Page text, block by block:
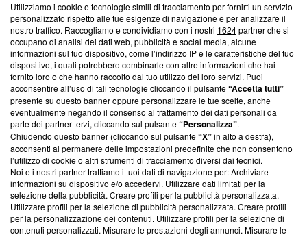
Questa sezione offre informazioni trasparenti su Blasting
News, sui nostri processi editoriali e su come ci impegniamo a
creare news di qualità. Inoltre, afferma la nostra aderenza a
‘Trust Project - News with Integrity’Blasting News non è
ancora membro del programma, ma ha richiesto di farne
parte; Trust Project non ha ancora effettuato una verifica di
conformità agli standard.
Su di noi
Team editoriale
Corporate
Redazione
Informativa Privacy
Utilizziamo i cookie e tecnologie simili di tracciamento per fornirti un servizio
personalizzato rispetto alle tue esigenze di navigazione e per analizzare il
nostro traffico. Raccogliamo e condividiamo con i nostri 1624partner che si
occupano di analisi dei dati web, pubblicità e social media, alcune
informazioni sul tuo dispositivo, come l’indirizzo IP e le caratteristiche del tuo
dispositivo, i quali potrebbero combinarle con altre informazioni che hai
fornito loro o che hanno raccolto dal tuo utilizzo dei loro servizi. Puoi
acconsentire all’uso di tali tecnologie cliccando il pulsante“Accetta tutti”
presente su questo banner oppure personalizzare le tue scelte, anche
eventualmente negando il consenso al trattamento dei dati personali da
parte dei partner terzi, cliccando sul pulsante“Personalizza”.
Chiudendo questo banner (cliccando sul pulsante“X”in alto a destra),
acconsenti al permanere delle impostazioni predefinite che non consentono
l’utilizzo di cookie o altri strumenti di tracciamento diversi dai tecnici.
Noi e i nostri partner trattiamo i tuoi dati di navigazione per: Archiviare
informazioni su dispositivo e/o accedervi. Utilizzare dati limitati per la
selezione della pubblicità. Creare profili per la pubblicità personalizzata.
Utilizzare profili per la selezione di pubblicità personalizzata. Creare profili
per la personalizzazione dei contenuti. Utilizzare profili per la selezione di
contenuti personalizzati. Misurare le prestazioni degli annunci. Misurare le